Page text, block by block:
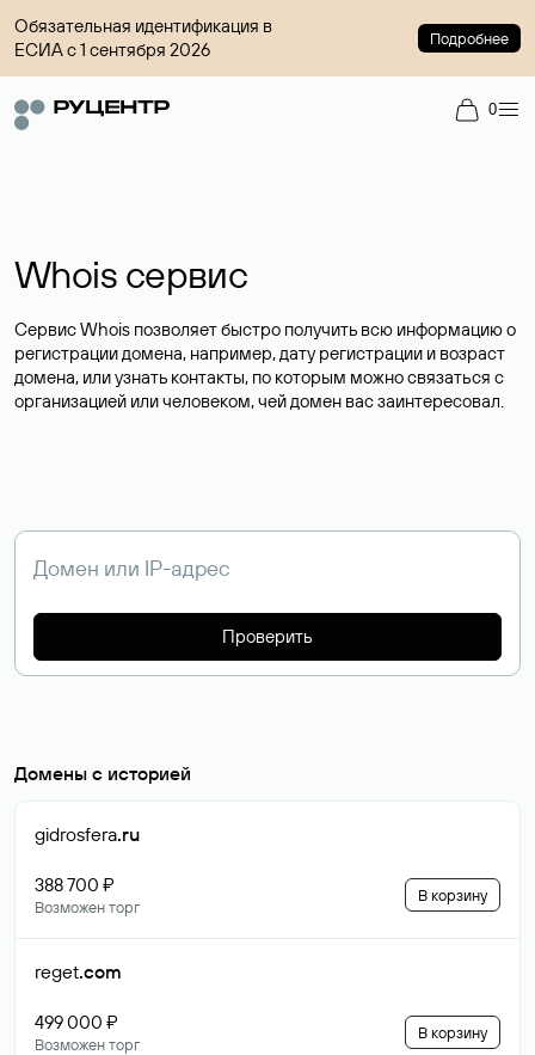
Обязательная идентификация в
ЕСИА с 1 сентября 2026
Подробнее
0
Whois сервис
Сервис Whois позволяет быстро получить всю информацию о
регистрации домена, например, дату регистрации и возраст
домена, или узнать контакты, по которым можно связаться с
организацией или человеком, чей домен вас заинтересовал.
Проверить
Домены с историей
gidrosfera.ru
388 700 ₽
Возможен торг
В корзину
reget.com
499 000 ₽
Возможен торг
В корзину